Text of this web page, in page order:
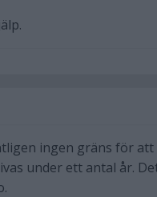
ingen gräns för
under ett antal år.